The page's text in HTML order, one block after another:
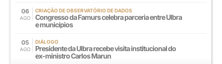
06
AGO
CRIAÇÃO DE OBSERVATÓRIO DE DADOS
Congresso da Famurs celebra parceria entre Ulbra
e municípios
05
AGO
DIÁLOGO
Presidente da Ulbra recebe visita institucional do
ex-ministro Carlos Marun